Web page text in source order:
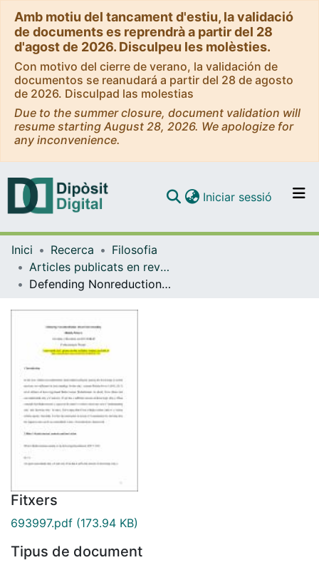
Amb motiu del tancament d'estiu, la validació
de documents es reprendrà a partir del 28
d'agost de 2026. Disculpeu les molèsties.
Con motivo del cierre de verano, la validación de
documentos se reanudará a partir del 28 de agosto
de 2026. Disculpad las molestias
Due to the summer closure, document validation will
resume starting August 28, 2026. We apologize for
any inconvenience.
Navega per tot el DD
Iniciar sessió (current)
Inici Recerca
Filosofia
Articles publicats en revistes (Filosofia)
Defending Nonreductionism About Understanding
Fitxers
693997.pdf (173.94 KB)
Tipus de document